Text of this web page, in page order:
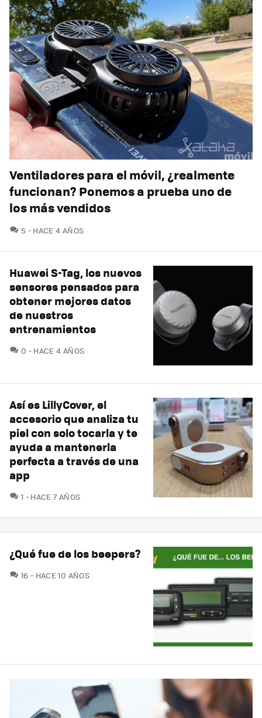
Ventiladores para el móvil, ¿realmente
funcionan? Ponemos a prueba uno de
los más vendidos
5 COMENTARIOS
HACE 4 AÑOS
Huawei S-Tag, los nuevos
sensores pensados para
obtener mejores datos
de nuestros
entrenamientos
0 COMENTARIOS
HACE 4 AÑOS
Así es LillyCover, el
accesorio que analiza tu
piel con solo tocarla y te
ayuda a mantenerla
perfecta a través de una
app
1 COMENTARIOS
HACE 7 AÑOS
¿Qué fue de los beepers?
16 COMENTARIOS
HACE 10 AÑOS